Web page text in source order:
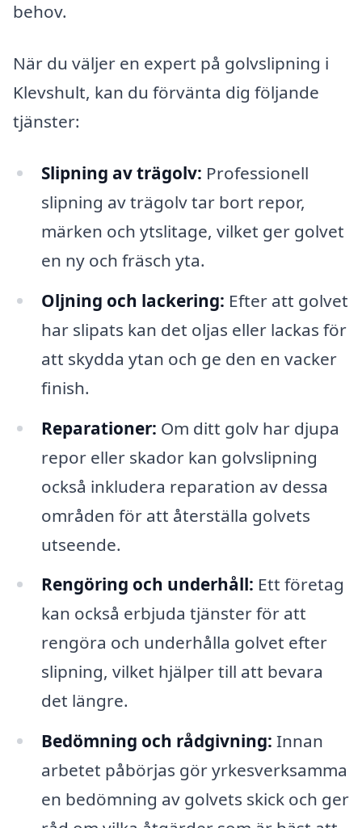
behov.
När du väljer en expert på golvslipning i
Klevshult, kan du förvänta dig följande
tjänster:
Slipning av trägolv: Professionell
slipning av trägolv tar bort repor,
märken och ytslitage, vilket ger golvet
en ny och fräsch yta.
Oljning och lackering: Efter att golvet
har slipats kan det oljas eller lackas för
att skydda ytan och ge den en vacker
finish.
Reparationer: Om ditt golv har djupa
repor eller skador kan golvslipning
också inkludera reparation av dessa
områden för att återställa golvets
utseende.
Rengöring och underhåll: Ett företag
kan också erbjuda tjänster för att
rengöra och underhålla golvet efter
slipning, vilket hjälper till att bevara
det längre.
Bedömning och rådgivning: Innan
arbetet påbörjas gör yrkesverksamma
en bedömning av golvets skick och ger